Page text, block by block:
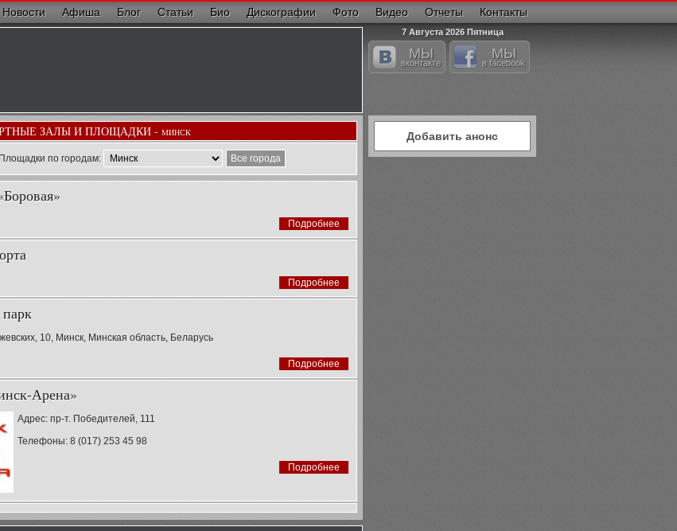
Новости Афиша Блог Статьи Био Дискографии Фото Видео Отчеты Контакты
7 Августа 2026 Пятница
МЫ
вконтакте
МЫ
в facebook
ЗАЛЫ И ПЛОЩАДКИ - МИНСК
Площадки по городам: Все города
Подробнее
Подробнее
10, Минск, Минская область, Беларусь
Подробнее
Арена»
Адрес: пр-т. Победителей, 111
Телефоны: 8 (017) 253 45 98
Подробнее
Добавить анонс